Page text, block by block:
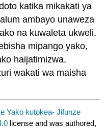
katika mikakati ya
ambayo unaweza
na kuwaleta ukweli.
mipango yako,
haijatimizwa,
wakati wa maisha
Yako kutokea- Jifunze
license and was authored,